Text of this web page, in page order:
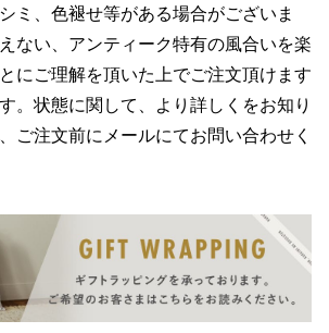
ミ、色褪せ等がある場合がございま
ない、アンティーク特有の風合いを楽
にご理解を頂いた上でご注文頂けます
。状態に関して、より詳しくをお知り
ご注文前にメールにてお問い合わせく